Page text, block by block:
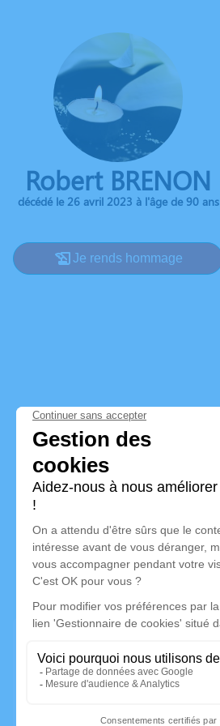
Robert BRENON
décédé le 26 avril 2023 à l'âge de 90 ans
Je rends hommage